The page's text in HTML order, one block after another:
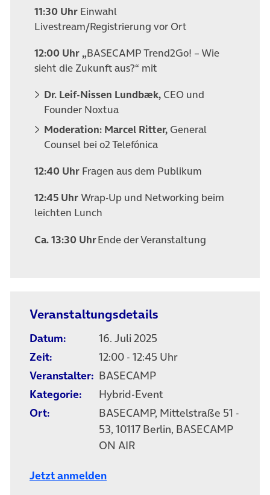
11:30 Uhr Einwahl
Livestream/Registrierung vor Ort
12:00 Uhr „BASECAMP Trend2Go! – Wie
sieht die Zukunft aus?“ mit
Dr. Leif-Nissen Lundbæk, CEO und
Founder Noxtua
Moderation: Marcel Ritter, General
Counsel bei o2 Telefónica
12:40 Uhr Fragen aus dem Publikum
12:45 Uhr Wrap-Up und Networking beim
leichten Lunch
Ca.13:30 UhrEnde der Veranstaltung
Veranstaltungsdetails
Datum:
16. Juli 2025
Zeit:
12:00 - 12:45 Uhr
Veranstalter: BASECAMP
Kategorie:
Hybrid-Event
Ort:
BASECAMP, Mittelstraße 51 -
53, 10117 Berlin, BASECAMP
ON AIR
Jetzt anmelden